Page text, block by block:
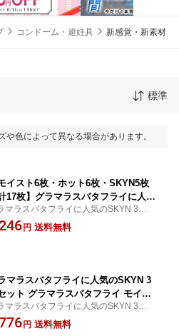
コンドーム・避妊具 新感覚・新素材
標準
や色によって異なる場合があります。
モイスト6枚・ホット6枚・SKYN5枚
17枚】グラマラスバタフライに人気
3種セット グラマラスバタフラ
イスト ホット 6個入り SKYN ORI
マラスバタフライに人気のSKYN 3種セ
円 送料無料
マラスバタフライに人気のSKYN 3
ット グラマラスバタフライ モイス
ット 12個入り SKYN ORIGINAL 5
り オリジナル HARKSローション
マラスバタフライに人気のSKYN 3種セ
円 送料無料